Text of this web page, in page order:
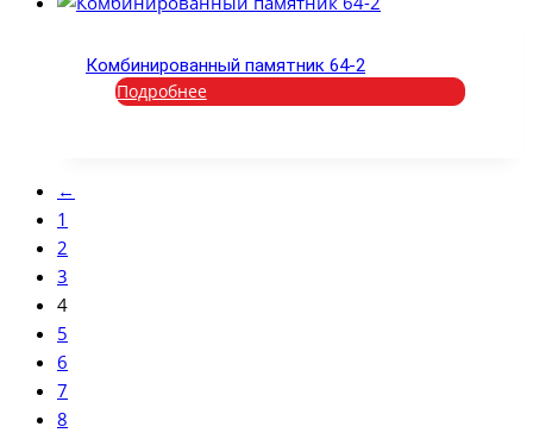
Комбинированный памятник 64-2
Подробнее
←
1
2
3
4
5
6
7
8